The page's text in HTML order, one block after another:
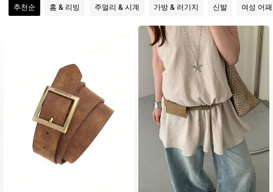
4.85 252 팔로워
4.85 252 팔로워
추천순 홈 & 리빙 주얼리 & 시계 가방 & 러기지 신발 여성 어